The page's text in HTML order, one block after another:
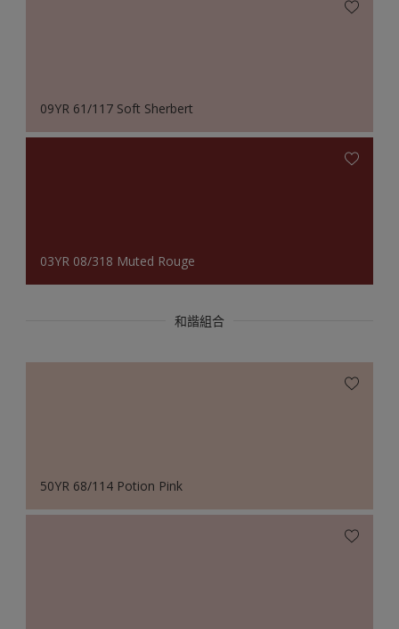
09YR 61/117 Soft Sherbert
03YR 08/318 Muted Rouge
和諧組合
50YR 68/114 Potion Pink